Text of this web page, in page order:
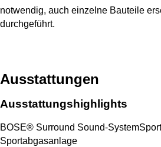
notwendig, auch einzelne Bauteile
durchgeführt.
Ausstattungen
Ausstattungshighlights
BOSE® Surround Sound-System
Sportabgasanlage